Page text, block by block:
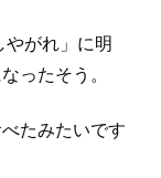
がれ」に明
ったそう。
たみたいです